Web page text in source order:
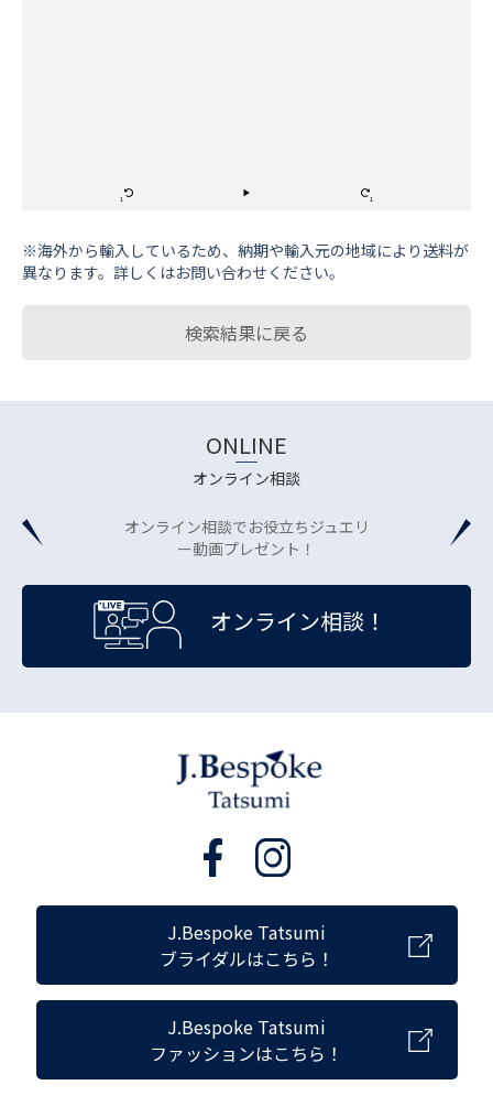
※海外から輸⼊しているため、納期や輸⼊元の地域により送料が
異なります。詳しくはお問い合わせください。
検索結果に戻る
ONLINE
オンライン相談
オンライン相談でお役立ちジュエリ
ー動画プレゼント！
オンライン相談！
J.Bespoke Tatsumi
ブライダルはこちら！
J.Bespoke Tatsumi
ファッションはこちら！